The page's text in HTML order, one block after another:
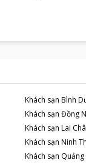
Khách sạn Bình
Khách sạn Đồng
Khách sạn Lai
Khách sạn Ninh
Khách sạn Quảng